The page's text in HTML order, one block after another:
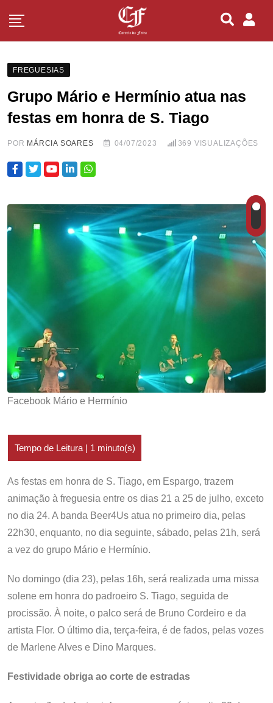
FREGUESIAS
Grupo Mário e Hermínio atua nas
festas em honra de S. Tiago
POR MÁRCIA SOARES 04/07/2023 369 VISUALIZAÇÕES
Facebook Mário e Hermínio
As festas em honra de S. Tiago, em Espargo, trazem
animação à freguesia entre os dias 21 a 25 de julho, exceto
no dia 24. A banda Beer4Us atua no primeiro dia, pelas
22h30, enquanto, no dia seguinte, sábado, pelas 21h, será
a vez do grupo Mário e Hermínio.
No domingo (dia 23), pelas 16h, será realizada uma missa
solene em honra do padroeiro S. Tiago, seguida de
procissão. À noite, o palco será de Bruno Cordeiro e da
artista Flor. O último dia, terça-feira, é de fados, pelas vozes
de Marlene Alves e Dino Marques.
Festividade obriga ao corte de estradas